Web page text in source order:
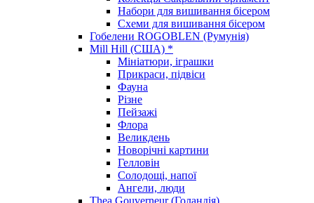
Набори для вишивання бісером
Схеми для вишивання бісером
Гобелени ROGOBLEN (Румунія)
Mill Hill (США) *
Мініатюри, іграшки
Прикраси, підвіси
Фауна
Різне
Пейзажі
Флора
Великдень
Новорічні картини
Гелловін
Солодощі, напої
Ангели, люди
Thea Gouverneur (Голандія)